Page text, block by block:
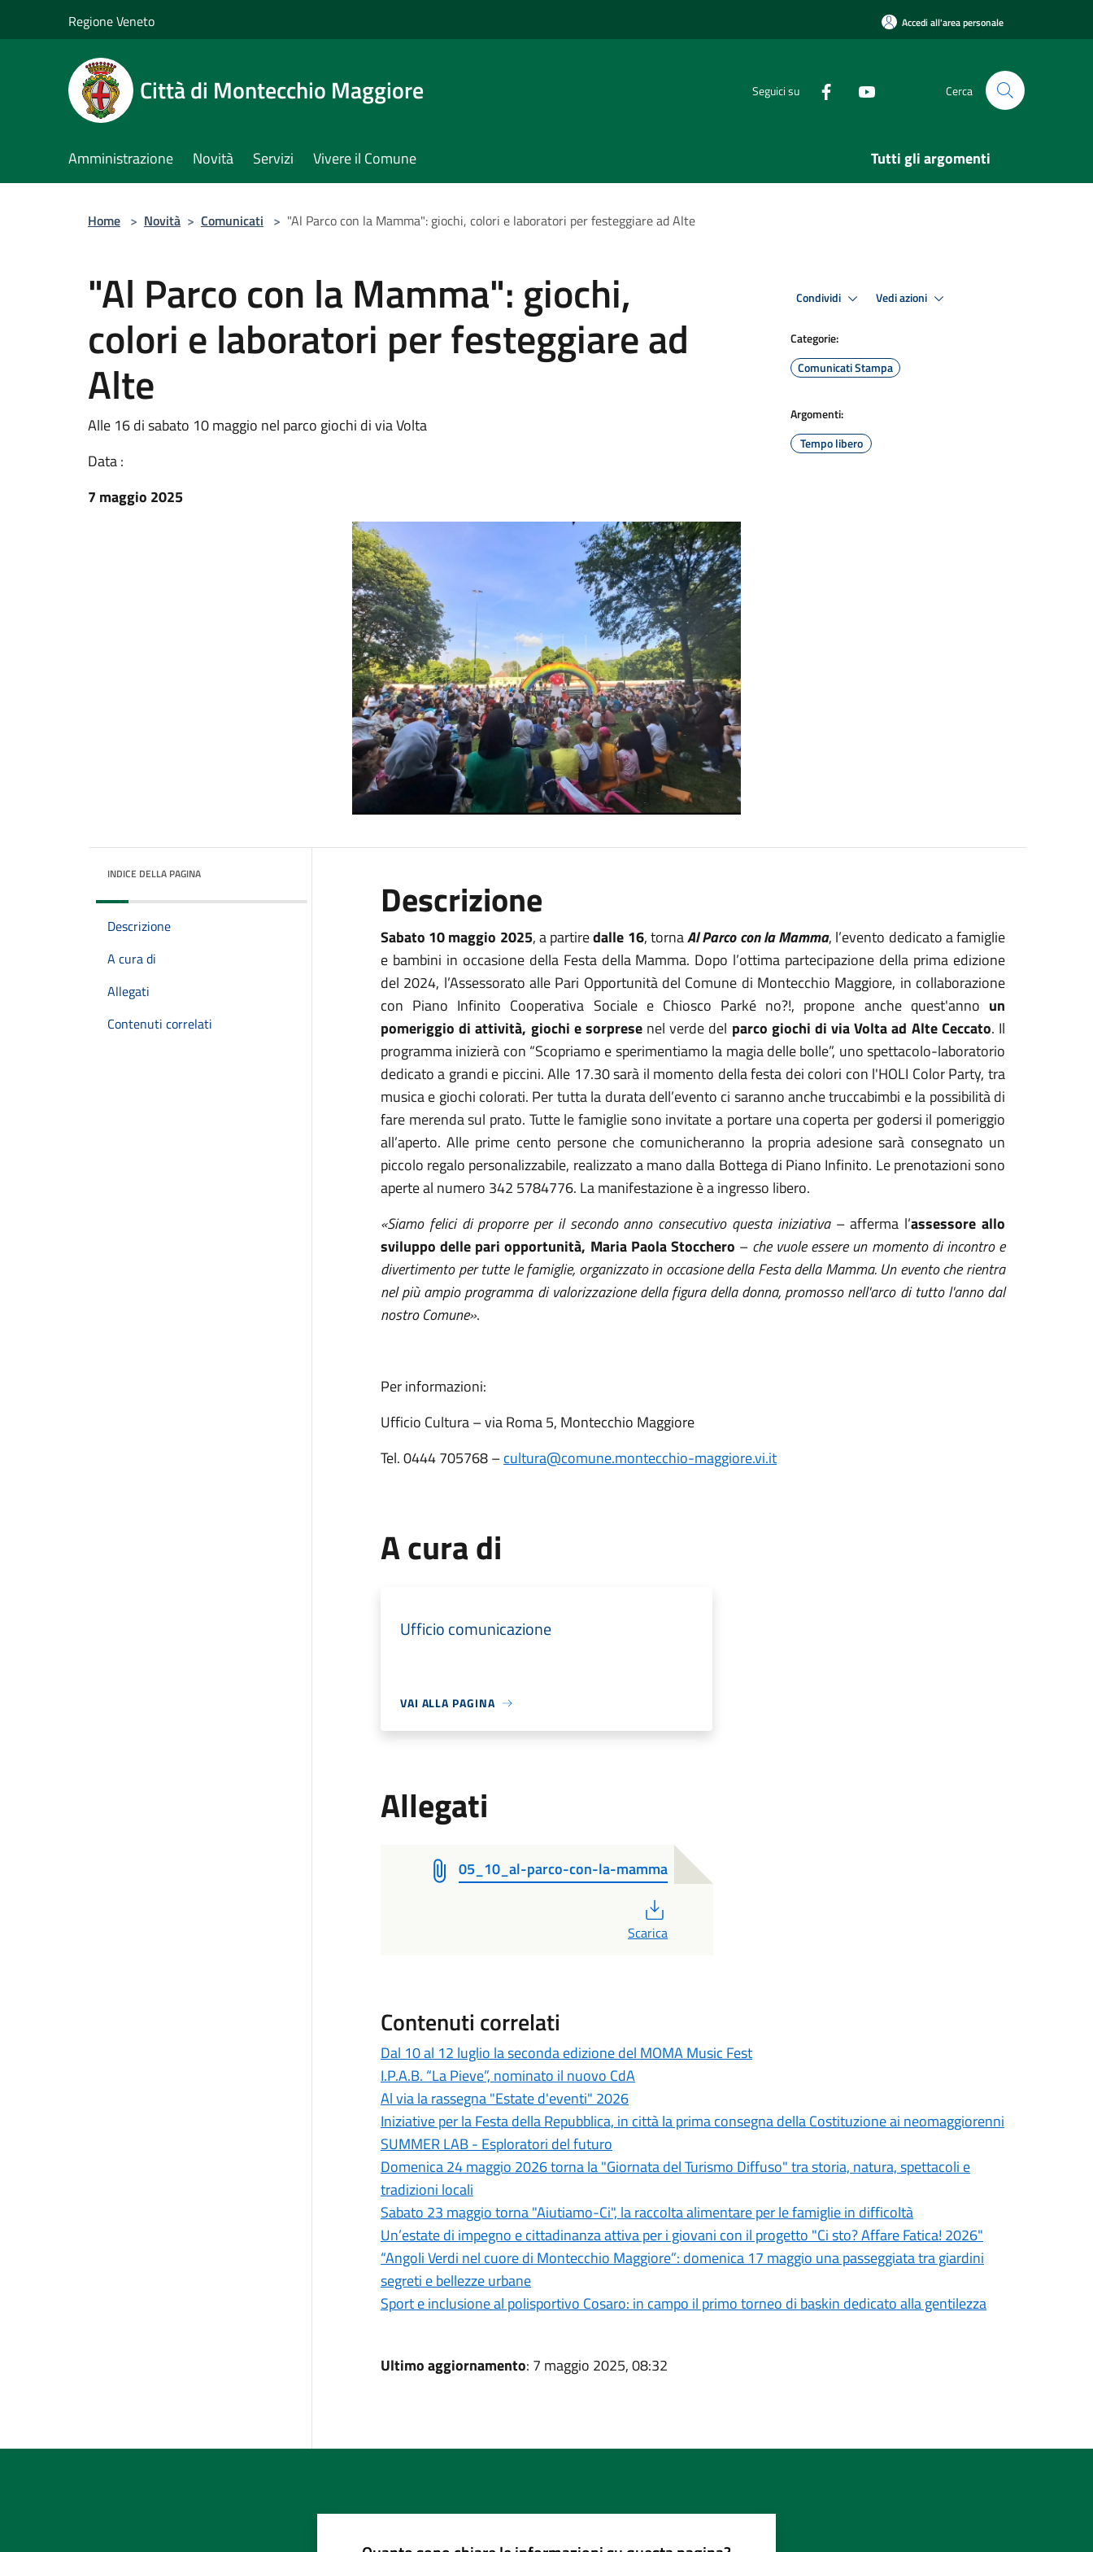
Regione Veneto Accedi all'area personale
Città di Montecchio Maggiore Seguici su Cerca
Amministrazione Novità Servizi Vivere il Comune Tutti gli argomenti
Home > Novità > Comunicati > "Al Parco con la Mamma": giochi, colori e laboratori per festeggiare ad Alte
"Al Parco con la Mamma": giochi,
colori e laboratori per festeggiare ad
Alte
Alle 16 di sabato 10 maggio nel parco giochi di via Volta
Data :
7 maggio 2025
Condividi Vedi azioni
Categorie:
Comunicati Stampa
Argomenti:
Tempo libero
INDICE DELLA PAGINA
Descrizione
A cura di
Allegati
Contenuti correlati
Descrizione
Sabato 10 maggio 2025, a partiredalle 16, tornaAl Parco con la Mamma, l’evento dedicato a famiglie
e bambini in occasione della Festa della Mamma. Dopo l’ottima partecipazione della prima edizione
del 2024, l’Assessorato alle Pari Opportunità del Comune di Montecchio Maggiore, in collaborazione
con Piano Infinito Cooperativa Sociale e Chiosco Parké no?!, propone anche quest'anno un
pomeriggio di attività, giochi e sorpresenel verde del parco giochi di via Volta ad Alte Ceccato. Il
programma inizierà con “Scopriamo e sperimentiamo la magia delle bolle”, uno spettacolo-laboratorio
dedicato a grandi e piccini. Alle 17.30 sarà il momento della festa dei colori con l'HOLI Color Party, tra
musica e giochi colorati. Per tutta la durata dell’evento ci saranno anche truccabimbi e la possibilità di
fare merenda sul prato. Tutte le famiglie sono invitate a portare una coperta per godersi il pomeriggio
all’aperto. Alle prime cento persone che comunicheranno la propria adesione sarà consegnato un
piccolo regalo personalizzabile, realizzato a mano dalla Bottega di Piano Infinito. Le prenotazioni sono
aperte al numero 342 5784776. La manifestazione è a ingresso libero.
«Siamo felici di proporre per il secondo anno consecutivo questa iniziativa– afferma l’assessore allo
sviluppo delle pari opportunità, Maria Paola Stocchero – che vuole essere un momento di incontro e
divertimento per tutte le famiglie, organizzato in occasione della Festa della Mamma. Un evento che rientra
nel più ampio programma di valorizzazione della figura della donna, promosso nell'arco di tutto l'anno dal
nostro Comune».
Per informazioni:
Ufficio Cultura – via Roma 5, Montecchio Maggiore
Tel. 0444 705768 –cultura@comune.montecchio-maggiore.vi.it
A cura di
Ufficio comunicazione
VAI ALLA PAGINA
Allegati
05_10_al-parco-con-la-mamma
Scarica
Contenuti correlati
Dal 10 al 12 luglio la seconda edizione del MOMA Music Fest
I.P.A.B. “La Pieve”, nominato il nuovo CdA
Al via la rassegna "Estate d'eventi" 2026
Iniziative per la Festa della Repubblica, in città la prima consegna della Costituzione ai neomaggiorenni
SUMMER LAB - Esploratori del futuro
Domenica 24 maggio 2026 torna la "Giornata del Turismo Diffuso" tra storia, natura, spettacoli e
tradizioni locali
Sabato 23 maggio torna "Aiutiamo-Ci", la raccolta alimentare per le famiglie in difficoltà
Un’estate di impegno e cittadinanza attiva per i giovani con il progetto "Ci sto? Affare Fatica! 2026"
“Angoli Verdi nel cuore di Montecchio Maggiore”: domenica 17 maggio una passeggiata tra giardini
segreti e bellezze urbane
Sport e inclusione al polisportivo Cosaro: in campo il primo torneo di baskin dedicato alla gentilezza
Ultimo aggiornamento: 7 maggio 2025, 08:32